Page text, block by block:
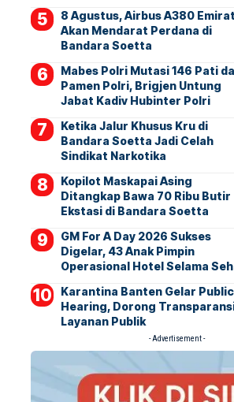
8 Agustus, Airbus A380
Akan Mendarat Perdana di
Bandara Soetta
Mabes Polri Mutasi 146 Pati
Pamen Polri, Brigjen Untung
Jabat Kadiv Hubinter Polri
Ketika Jalur Khusus Kru di
Bandara Soetta Jadi Celah
Sindikat Narkotika
Kopilot Maskapai Asing
Ditangkap Bawa 70 Ribu Butir
Ekstasi di Bandara Soetta
GM For A Day 2026 Sukses
Digelar, 43 Anak Pimpin
Operasional Hotel Selama
Karantina Banten Gelar Public
Hearing, Dorong
Layanan Publik
- Advertisement -